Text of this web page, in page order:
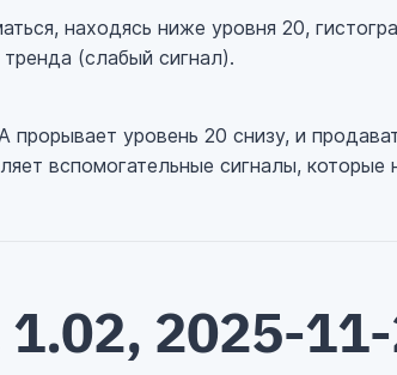
находясь ниже уровня 20,
(слабый сигнал).
уровень 20 снизу, и
вспомогательные сигналы, которые
1.02, 2025-